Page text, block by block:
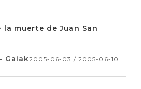
la muerte de Juan San
Gaiak2005-06-03 / 2005-06-10